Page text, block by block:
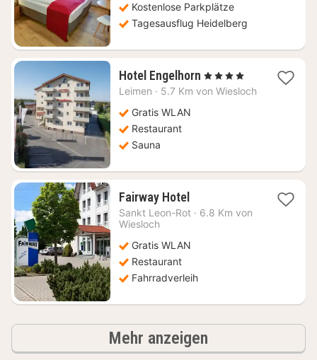
Kostenlose Parkplätze
Tagesausflug Heidelberg
Hotel Engelhorn 1
Nacht
, 4 Sterne
Leimen · 5.7 Km von Wiesloch
Gratis WLAN
Restaurant
Sauna
Fairway Hotel1
Nacht
€
Sankt Leon-Rot · 6.8 Km von
Wiesloch
Gratis WLAN
Restaurant
Fahrradverleih
Mehr anzeigen